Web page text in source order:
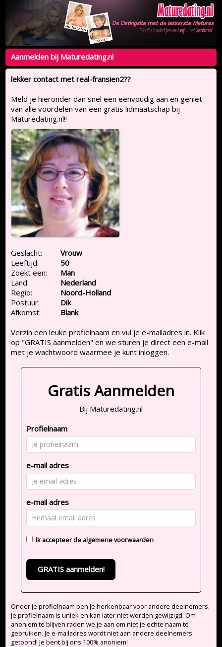
Aanmelden bij Maturedating.nl
lekker contact met real-fransien2??
Meld je hieronder dan snel een eenvoudig aan en geniet
van alle voordelen van een gratis lidmaatschap bij
Maturedating.nl!!
Geslacht:
Vrouw
Leeftijd:
50
Zoekt een:
Man
Land:
Nederland
Regio:
Noord-Holland
Postuur:
Dik
Afkomst:
Blank
Verzin een leuke profielnaam en vul je e-mailadres in. Klik
op "GRATIS aanmelden" en we sturen je direct een e-mail
met je wachtwoord waarmee je kunt inloggen.
Gratis Aanmelden
Bij Maturedating.nl
Profielnaam
e-mail adres
e-mail adres
Ik accepteer de algemene voorwaarden
GRATIS aanmelden!
Onder je profielnaam ben je herkenbaar voor andere deelnemers.
Je profielnaam is uniek en kan later niet worden gewijzigd. Om
anoniem te blijven raden we je aan om niet je echte naam te
gebruiken. Je e-mailadres wordt niet aan andere deelnemers
getoond! Je bent bij ons 100% anoniem!